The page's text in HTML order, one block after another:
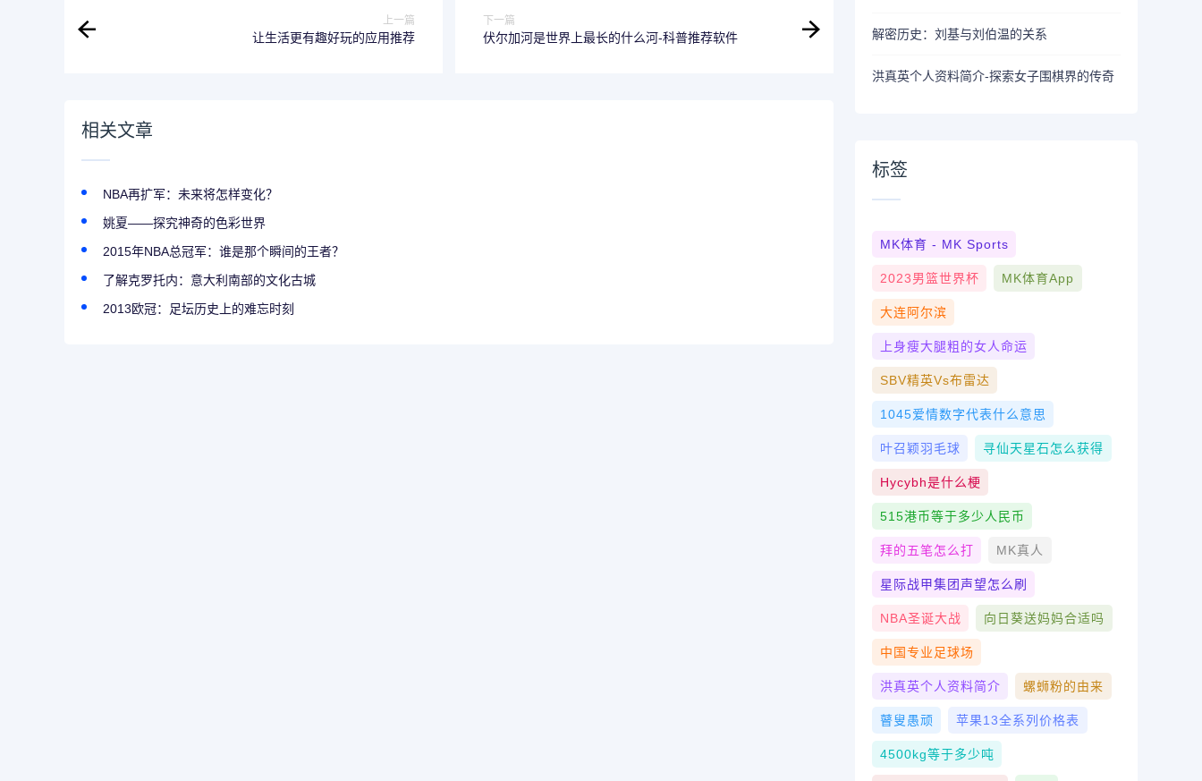
上一篇
让生活更有趣好玩的应用推荐
下一篇
伏尔加河是世界上最长的什么河-科普推荐软件
相关文章
NBA再扩军：未来将怎样变化？
姚夏——探究神奇的色彩世界
2015年NBA总冠军：谁是那个瞬间的王者？
了解克罗托内：意大利南部的文化古城
2013欧冠：足坛历史上的难忘时刻
解密历史：刘基与刘伯温的关系
洪真英个人资料简介-探索女子围棋界的传奇
标签
MK体育 - MK Sports
2023男篮世界杯 MK体育App
大连阿尔滨
上身瘦大腿粗的女人命运
SBV精英vs布雷达
1045爱情数字代表什么意思
叶召颖羽毛球 寻仙天星石怎么获得
Hycybh是什么梗
515港币等于多少人民币
拜的五笔怎么打 MK真人
星际战甲集团声望怎么刷
NBA圣诞大战 向日葵送妈妈合适吗
中国专业足球场
洪真英个人资料简介 螺蛳粉的由来
瞽叟愚顽 苹果13全系列价格表
4500kg等于多少吨